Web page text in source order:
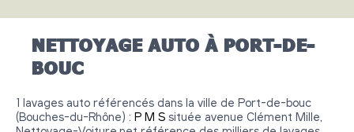
NETTOYAGE AUTO À PORT-DE-
BOUC
1 lavages auto référencés dans la ville de Port-de-bouc
(Bouches-du-Rhône) : P M S située avenue Clément Mille,